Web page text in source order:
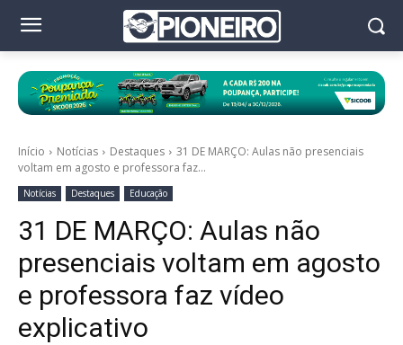
Início Notícias Destaques
31 DE MARÇO: Aulas não presenciais
voltam em agosto e professora faz...
Notícias Destaques Educação
31 DE MARÇO: Aulas não
presenciais voltam em agosto
e professora faz vídeo
explicativo